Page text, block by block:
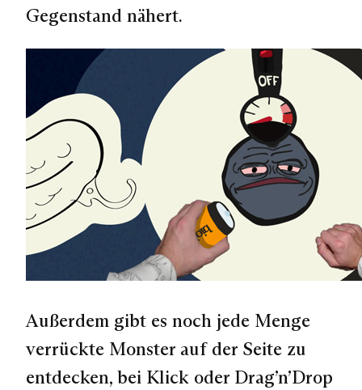
Gegenstand nähert.
Außerdem gibt es noch jede Menge
verrückte Monster auf der Seite zu
entdecken, bei Klick oder Drag’n’Drop